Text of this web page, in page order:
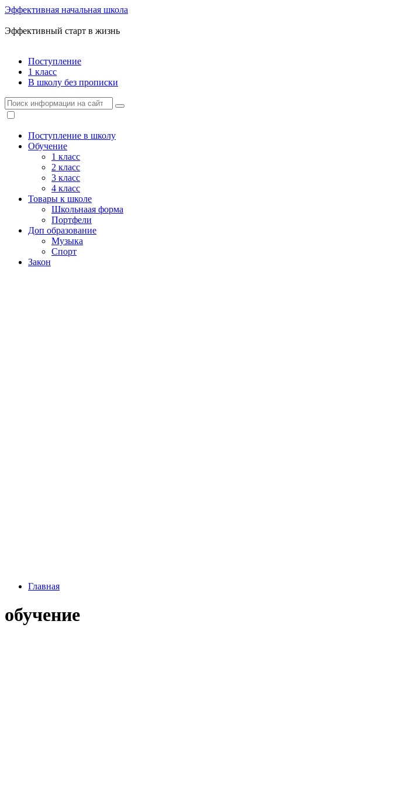
Эффективная начальная школа
Эффективный старт в жизнь
Поступление
1 класс
В школу без прописки
Поступление в школу
Обучение
1 класс
2 класс
3 класс
4 класс
Товары к школе
Школьнаая форма
Портфели
Доп образование
Музыка
Спорт
Закон
Главная
обучение